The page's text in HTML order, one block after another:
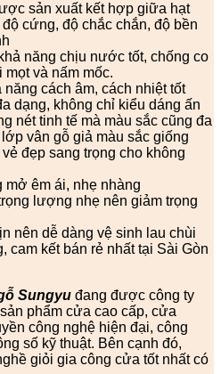
sản xuất kết hợp giữa hạt
cứng, độ chắc chắn, độ bền
năng chịu nước tốt, chống co
mọt và nấm mốc.
cách âm, cách nhiệt tốt
dạng, không chỉ kiểu dáng ấn
nét tinh tế mà màu sắc cũng đa
vân gỗ giả màu sắc giống
đẹp sang trọng cho không
êm ái, nhẹ nhàng
lượng nhẹ nên giảm trọng
nên dễ dàng vệ sinh lau chùi
cam kết bán rẻ nhất tại Sài Gòn
Sungyu đang được công ty
phẩm cửa cao cấp, cửa
công nghệ hiện đại, công
số kỹ thuật. Bên cạnh đó,
giỏi gia công cửa tốt nhất có